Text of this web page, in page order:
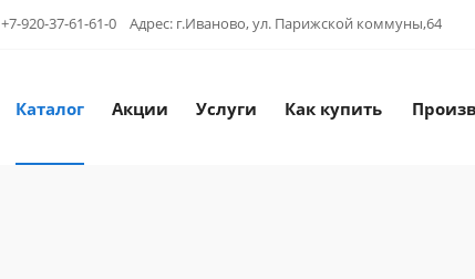
+7-920-37-61-61-0 Адрес: г.Иваново, ул. Парижской коммуны,64
Каталог Акции Услуги Как купить